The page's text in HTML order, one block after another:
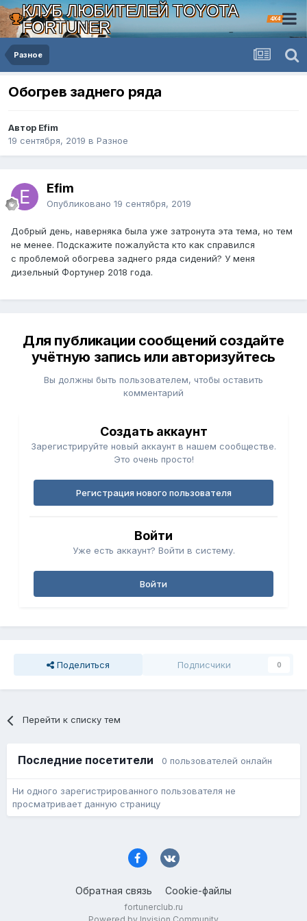
КЛУБ ЛЮБИТЕЛЕЙ TOYOTA
FORTUNER
4X4
Разное
Обогрев заднего ряда
Автор Efim
19 сентября, 2019 в Разное
Efim
Опубликовано 19 сентября, 2019
Добрый день, наверняка была уже затронута эта тема, но тем
не менее. Подскажите пожалуйста кто как справился
с проблемой обогрева заднего ряда сидений? У меня
дизельный Фортунер 2018 года.
Для публикации сообщений создайте
учётную запись или авторизуйтесь
Вы должны быть пользователем, чтобы оставить
комментарий
Создать аккаунт
Зарегистрируйте новый аккаунт в нашем сообществе.
Это очень просто!
Регистрация нового пользователя
Войти
Уже есть аккаунт? Войти в систему.
Войти
Поделиться Подписчики 0
Перейти к списку тем
Последние посетители 0 пользователей онлайн
Ни одного зарегистрированного пользователя не
просматривает данную страницу
Обратная связь Cookie-файлы
fortunerclub.ru